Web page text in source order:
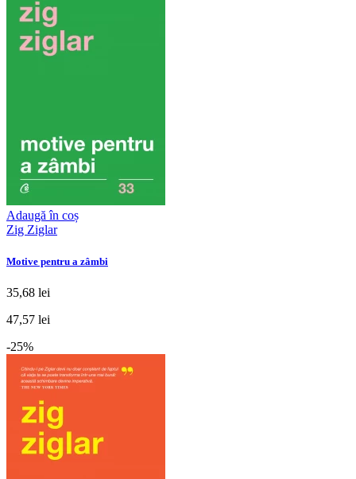
Adaugă în coș
Zig Ziglar
Motive pentru a zâmbi
35,68 lei
47,57 lei
-25%